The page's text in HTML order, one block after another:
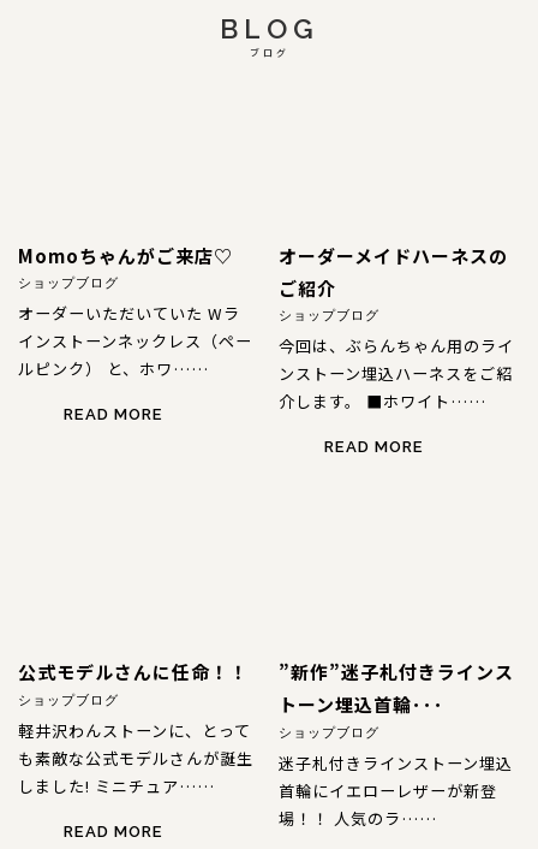
BLOG
ブログ
Momoちゃんがご来店♡
ショップブログ
オーダーいただいていた Wラ
インストーンネックレス（ペー
ルピンク） と、ホワ……
READ MORE
オーダーメイドハーネスの
ご紹介
ショップブログ
今回は、ぶらんちゃん用のライ
ンストーン埋込ハーネスをご紹
介します。 ■ホワイト……
READ MORE
公式モデルさんに任命！！
ショップブログ
軽井沢わんストーンに、とって
も素敵な公式モデルさんが誕生
しました! ミニチュア……
READ MORE
”新作”迷子札付きラインス
トーン埋込首輪･･･
ショップブログ
迷子札付きラインストーン埋込
首輪にイエローレザーが新登
場！！ 人気のラ……